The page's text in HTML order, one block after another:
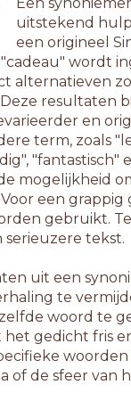
uitstekend
een origineel
wordt
alternatieven
Deze resultaten
en
term, zoals
"fantastisch"
mogelijkheid
Voor een
gebruikt.
serieuzere tekst.
uit een
te
woord te
gedicht fris
of de sfeer van